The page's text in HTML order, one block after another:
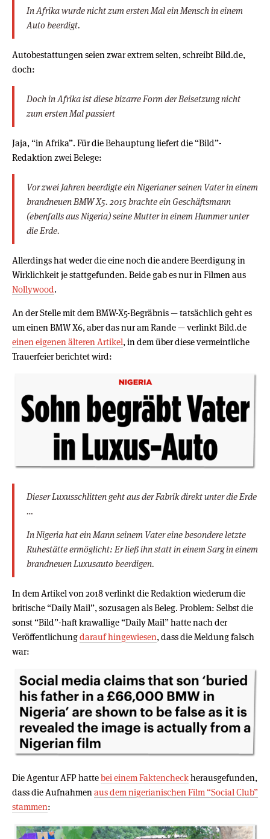
In Afrika wurde nicht zum ersten Mal ein Mensch in einem
Auto beerdigt.
Autobestattungen seien zwar extrem selten, schreibt Bild.de,
doch:
Doch in Afrika ist diese bizarre Form der Beisetzung nicht
zum ersten Mal passiert
Jaja, “in Afrika”. Für die Behauptung liefert die “Bild”-
Redaktion zwei Belege:
Vor zwei Jahren beerdigte ein Nigerianer seinen Vater in einem
brandneuen BMW X5. 2015 brachte ein Geschäftsmann
(ebenfalls aus Nigeria) seine Mutter in einem Hummer unter
die Erde.
Allerdings hat weder die eine noch die andere Beerdigung in
Wirklichkeit je stattgefunden. Beide gab es nur in Filmen aus
Nollywood.
An der Stelle mit dem BMW-X5-Begräbnis — tatsächlich geht es
um einen BMW X6, aber das nur am Rande — verlinkt Bild.de
einen eigenen älteren Artikel, in dem über diese vermeintliche
Trauerfeier berichtet wird:
Dieser Luxusschlitten geht aus der Fabrik direkt unter die Erde
…
In Nigeria hat ein Mann seinem Vater eine besondere letzte
Ruhestätte ermöglicht: Er ließ ihn statt in einem Sarg in einem
brandneuen Luxusauto beerdigen.
In dem Artikel von 2018 verlinkt die Redaktion wiederum die
britische “Daily Mail”, sozusagen als Beleg. Problem: Selbst die
sonst “Bild”-haft krawallige “Daily Mail” hatte nach der
Veröffentlichungdarauf hingewiesen, dass die Meldung falsch
war:
Die Agentur AFP hattebei einem Faktencheckherausgefunden,
dass die Aufnahmen aus dem nigerianischen Film “Social Club”
stammen: